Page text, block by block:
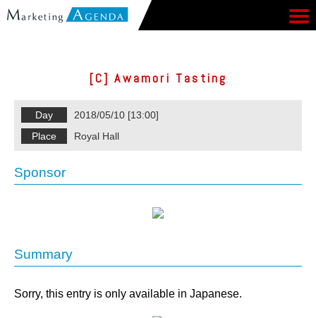
[C] Awamori Tasting
Day
2018/05/10 [13:00]
Place
Royal Hall
Sponsor
Summary
Sorry, this entry is only available in Japanese.